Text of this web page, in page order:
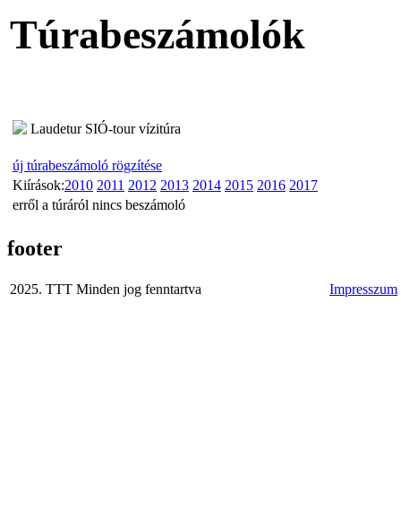
Túrabeszámolók
Laudetur SIÓ-tour vízitúra
új túrabeszámoló rögzítése
Kiírások:2010 2011 2012 2013 2014 2015 2016 2017
erről a túráról nincs beszámoló
footer
2025. TTT Minden jog fenntartva Impresszum